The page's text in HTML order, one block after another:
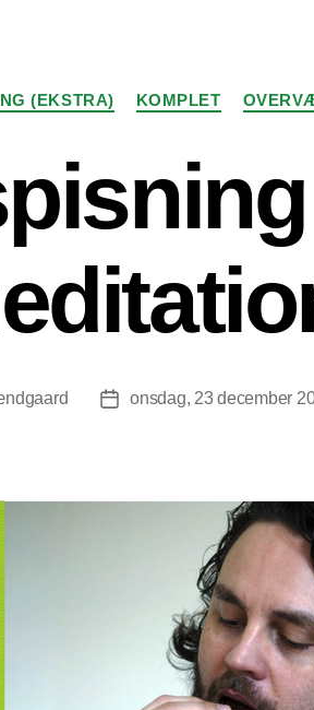
Kategorier
(EKSTRA) KOMPLET
Indlægsdato
onsdag, 23 december